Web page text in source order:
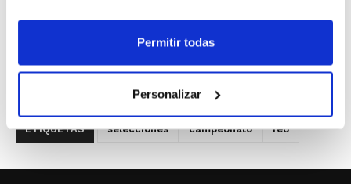
Permitir todas
Personalizar
primeros clasificados de cada uno de los grupos en
categoría Especial lucharán por las medallas.
ETIQUETAS selecciones campeonato feb